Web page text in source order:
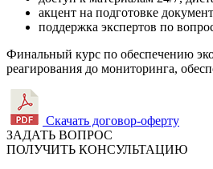
акцент на подготовке
поддержка экспертов по
Финальный курс по обеспечению
реагирования до мониторинга,
Скачать договор-оферту
ЗАДАТЬ ВОПРОС
ПОЛУЧИТЬ КОНСУЛЬТАЦИЮ